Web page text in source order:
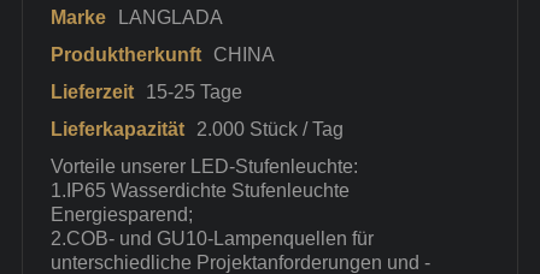
Marke
LANGLADA
Produktherkunft
CHINA
Lieferzeit
15-25 Tage
Lieferkapazität
2.000 Stück / Tag
Vorteile unserer LED-Stufenleuchte:
1.IP65 Wasserdichte Stufenleuchte
Energiesparend;
2.COB- und GU10-Lampenquellen für
unterschiedliche Projektanforderungen und -